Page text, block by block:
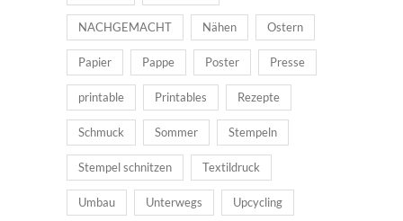
NACHGEMACHT Nähen Ostern
Papier Pappe Poster Presse
printable Printables Rezepte
Schmuck Sommer Stempeln
Stempel schnitzen Textildruck
Umbau Unterwegs Upcycling